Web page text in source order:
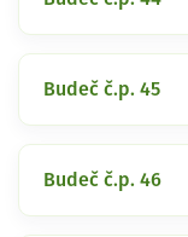
Budeč č.p. 45
Budeč č.p. 46